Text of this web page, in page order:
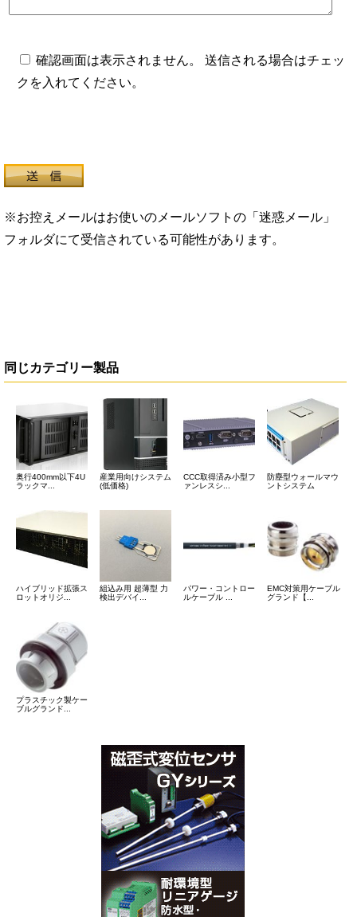
確認画面は表示されません。 送信される場合はチェッ
クを入れてください。
※お控えメールはお使いのメールソフトの「迷惑メール」
フォルダにて受信されている可能性があります。
同じカテゴリー製品
奥行400mm以下4U
ラックマ...
産業用向けシステム
(低価格)
CCC取得済み小型フ
ァンレスシ...
防塵型ウォールマウ
ントシステム
ハイブリッド拡張ス
ロットオリジ...
組込み用 超薄型 力
検出デバイ...
パワー・コントロー
ルケーブル ...
EMC対策用ケーブル
グランド【...
プラスチック製ケー
ブルグランド...